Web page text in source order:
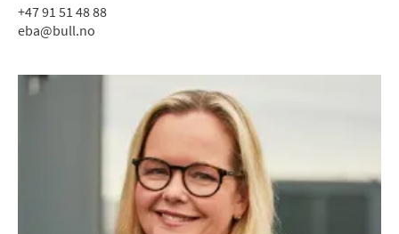
+47 91 51 48 88
eba@bull.no